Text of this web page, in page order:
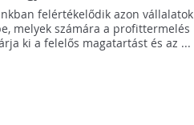
felértékelődik azon vállalatok
melyek számára a profittermelés
ki a felelős magatartást és az ...